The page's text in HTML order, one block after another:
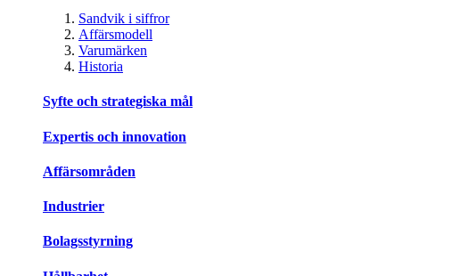
Sandvik i siffror
Affärsmodell
Varumärken
Historia
Syfte och strategiska mål
Expertis och innovation
Affärsområden
Industrier
Bolagsstyrning